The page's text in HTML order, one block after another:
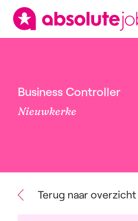
Business Controller
Nieuwkerke
Terug naar overzicht